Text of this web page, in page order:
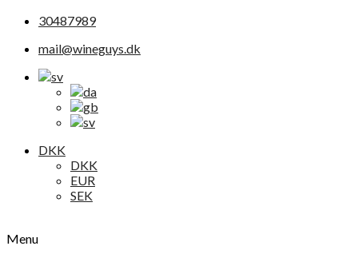
30487989
mail@wineguys.dk
DKK
DKK
EUR
SEK
Menu